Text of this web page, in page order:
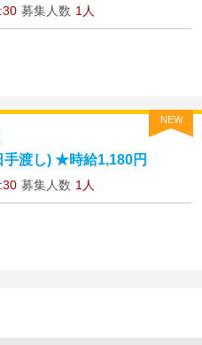
募集人数 1人
NEW
渡し) ★時給1,180円
募集人数 1人